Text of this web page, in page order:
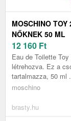
MOSCHINO
NŐKNEK 50 ML
12 160 Ft
Eau de Toilette
létrehozva. Ez a
tartalmazza, 50 ml .
moschino
brasty.hu